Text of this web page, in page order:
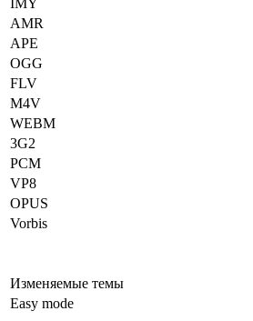
IMY
AMR
APE
OGG
FLV
M4V
WEBM
3G2
PCM
VP8
OPUS
Vorbis
Изменяемые темы
Easy mode